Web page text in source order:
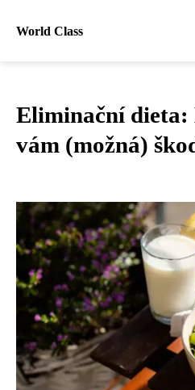
World Class
Eliminační
vám (možná)